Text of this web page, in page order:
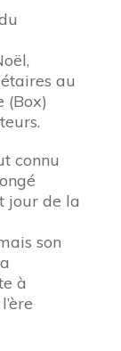
au
(Box)
connu
jour de la
son
à